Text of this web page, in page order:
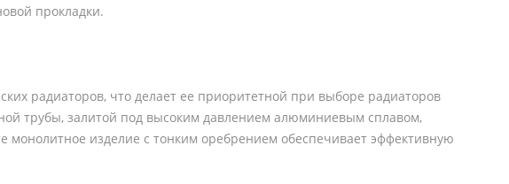
прокладки.
радиаторов, что делает ее приоритетной при выборе радиаторов
трубы, залитой под высоким давлением алюминиевым сплавом,
изделие с тонким оребрением обеспечивает эффективную